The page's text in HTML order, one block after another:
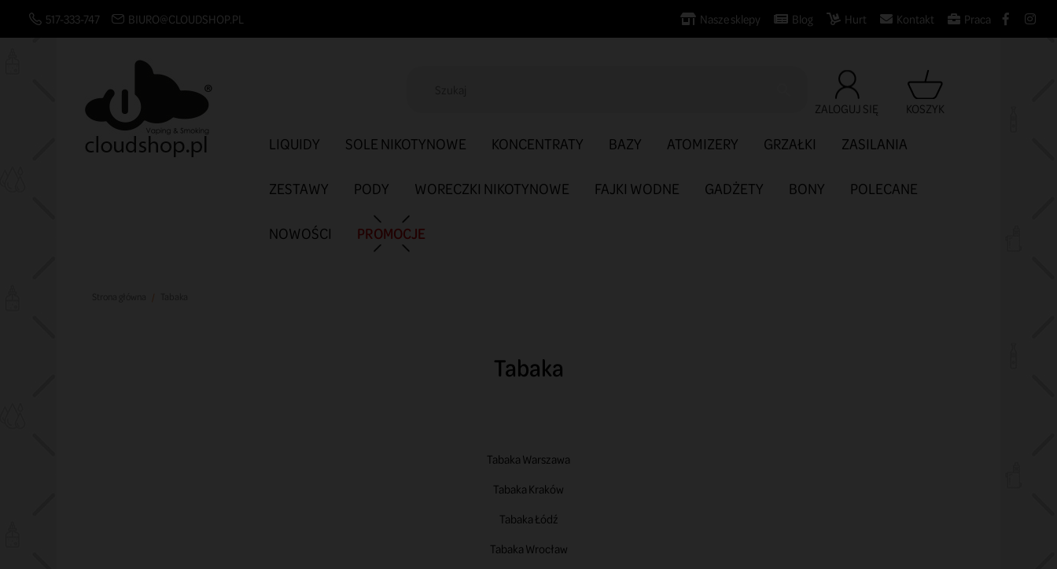
517-333-747 BIURO@CLOUDSHOP.PL Nasze sklepy Blog Hurt Kontakt Praca
ZALOGUJ SIĘ KOSZYK
LIQUIDY SOLE NIKOTYNOWE KONCENTRATY BAZY ATOMIZERY GRZAŁKI ZASILANIA
ZESTAWY PODY WORECZKI NIKOTYNOWE FAJKI WODNE GADŻETY BONY POLECANE
NOWOŚCI PROMOCJE
Tabaka
Tabaka Warszawa
Tabaka Kraków
Tabaka Łódź
Tabaka Wrocław